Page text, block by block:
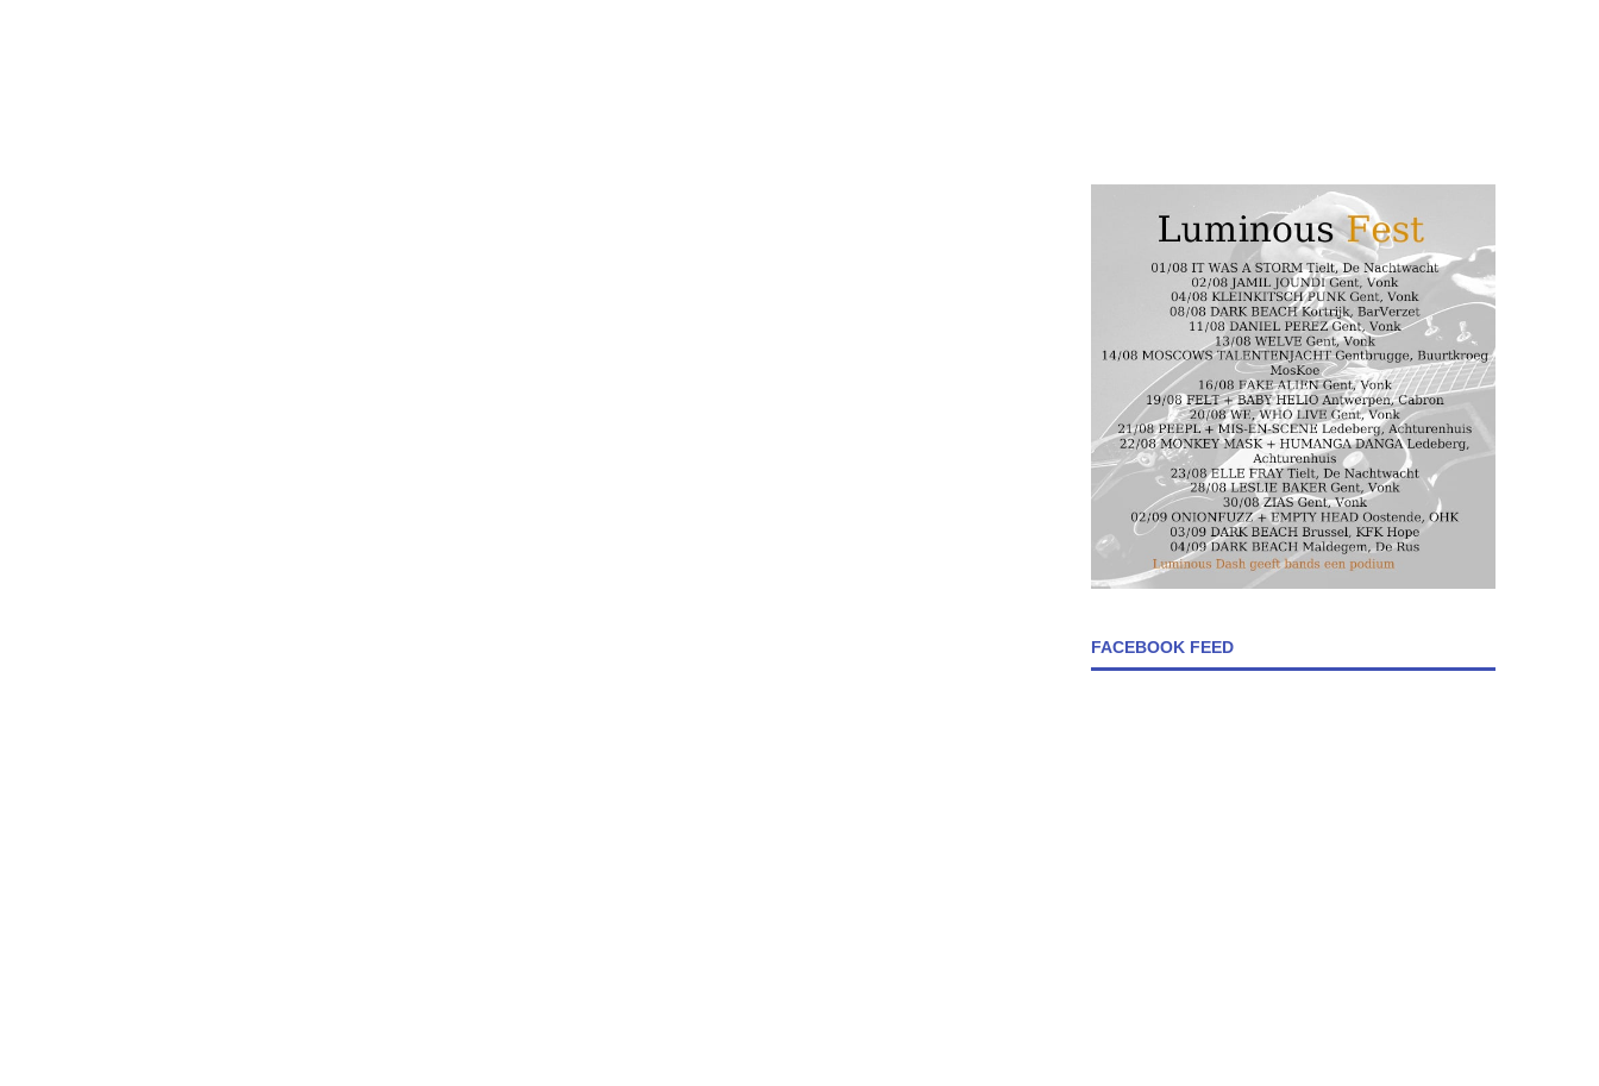
FACEBOOK FEED